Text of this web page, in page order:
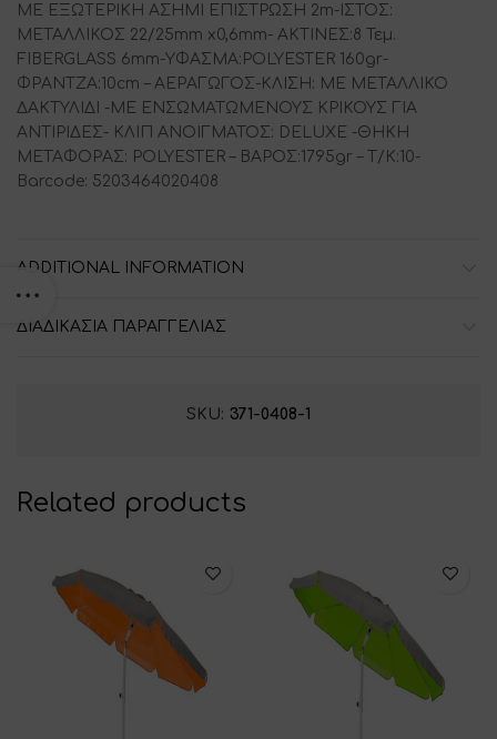
ΜΕ ΕΞΩΤΕΡΙΚΗ ΑΣΗΜΙ ΕΠΙΣΤΡΩΣΗ 2m-ΙΣΤΟΣ:
ΜΕΤΑΛΛΙΚΟΣ 22/25mm x0,6mm- ΑΚΤΙΝΕΣ:8 Τεμ.
FIBERGLASS 6mm-ΥΦΑΣΜΑ:POLYESTER 160gr-
ΦΡΑΝΤΖΑ:10cm – ΑΕΡΑΓΩΓΟΣ-ΚΛΙΣΗ: ΜΕ ΜΕΤΑΛΛΙΚΟ
ΔΑΚΤΥΛΙΔΙ -ΜΕ ΕΝΣΩΜΑΤΩΜΕΝΟΥΣ ΚΡΙΚΟΥΣ ΓΙΑ
ΑΝΤΙΡΙΔΕΣ- ΚΛΙΠ ΑΝΟΙΓΜΑΤΟΣ: DELUXE -ΘΗΚΗ
ΜΕΤΑΦΟΡΑΣ: POLYESTER – ΒΑΡΟΣ:1795gr – T/K:10-
Barcode: 5203464020408
ADDITIONAL INFORMATION
ΔΙΑΔΙΚΑΣΙΑ ΠΑΡΑΓΓΕΛΙΑΣ
SKU: 371-0408-1
Related products